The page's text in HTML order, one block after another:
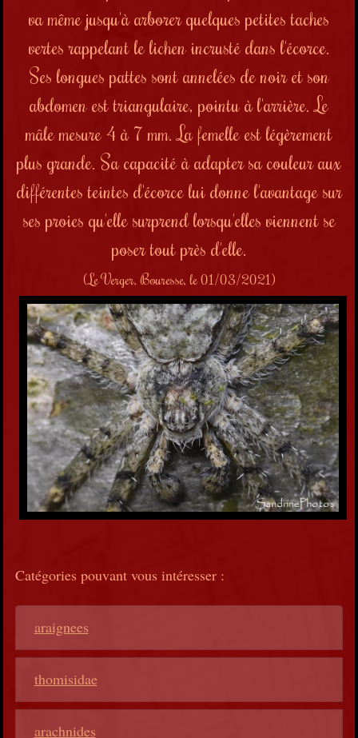
va même jusqu'à arborer quelques petites taches
vertes rappelant le lichen incrusté dans l'écorce.
Ses longues pattes sont annelées de noir et son
abdomen est triangulaire, pointu à l'arrière. Le
mâle mesure 4 à 7 mm. La femelle est légèrement
plus grande. Sa capacité à adapter sa couleur aux
différentes teintes d'écorce lui donne l'avantage sur
ses proies qu'elle surprend lorsqu'elles viennent se
poser tout près d'elle.
(Le Verger, Bouresse, le 01/03/2021)
Catégories pouvant vous intéresser :
araignees
thomisidae
arachnides